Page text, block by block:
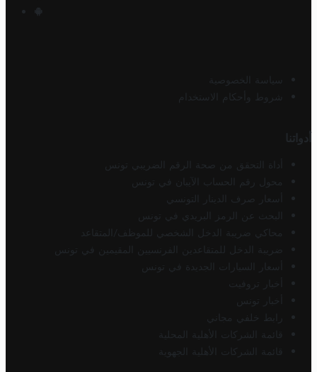
سياسة الخصوصية
شروط وأحكام الاستخدام
أدواتنا
أداة التحقق من صحة الرقم الضريبي تونس
محول رقم الحساب الآيبان في تونس
أسعار صرف الدينار التونسي
البحث عن الرمز البريدي في تونس
محاكي ضريبة الدخل الشخصي للموظف/المتقاعد
ضريبة الدخل للمتقاعدين الفرنسيين المقيمين في تونس
أسعار السيارات الجديدة في تونس
أخبار تروفيت
أخبار تونس
رابط خلفي مجاني
قائمة الشركات الأهلية المحلية
قائمة الشركات الأهلية الجهوية